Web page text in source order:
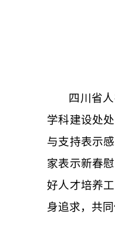
四川省
学科建设处
与支持表示
家表示新春
好人才培养
身追求，共